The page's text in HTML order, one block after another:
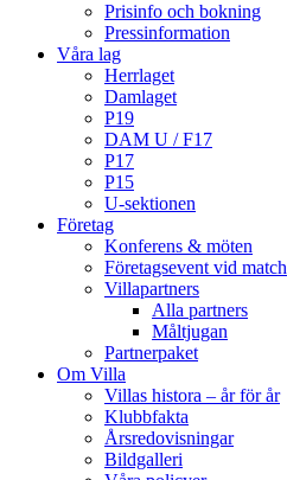
Prisinfo och bokning
Pressinformation
Våra lag
Herrlaget
Damlaget
P19
DAM U / F17
P17
P15
U-sektionen
Företag
Konferens & möten
Företagsevent vid match
Villapartners
Alla partners
Måltjugan
Partnerpaket
Om Villa
Villas histora – år för år
Klubbfakta
Årsredovisningar
Bildgalleri